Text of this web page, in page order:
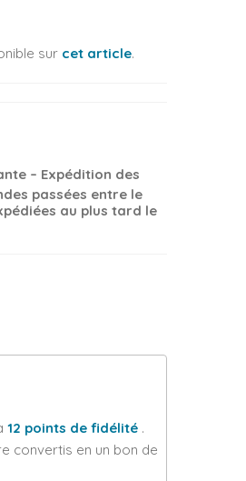
sur cet article.
– Expédition des
passées entre le
au plus tard le
12 points de fidélité.
convertis en un bon de